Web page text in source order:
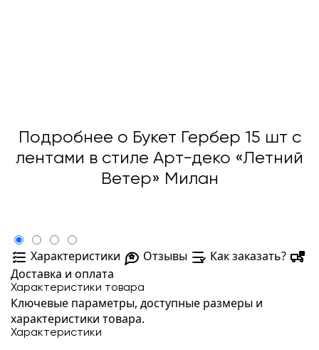
Подробнее о Букет Гербер 15 шт с
лентами в стиле Арт-деко «Летний
Ветер» Милан
Характеристики Отзывы
Как заказать?
Доставка и оплата
Характеристики товара
Ключевые параметры, доступные размеры и
характеристики товара.
Характеристики